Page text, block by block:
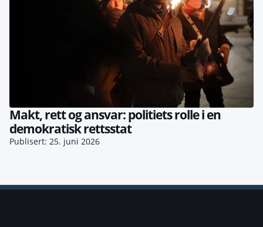
Makt, rett og ansvar: politiets rolle i en
demokratisk rettsstat
Publisert: 25. juni 2026